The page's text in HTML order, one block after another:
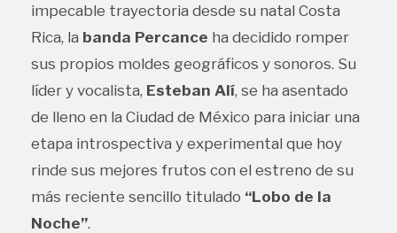
impecable trayectoria desde su natal Costa
Rica, la banda Percance ha decidido romper
sus propios moldes geográficos y sonoros. Su
líder y vocalista, Esteban Alí, se ha asentado
de lleno en la Ciudad de México para iniciar una
etapa introspectiva y experimental que hoy
rinde sus mejores frutos con el estreno de su
más reciente sencillo titulado “Lobo de la
Noche”.